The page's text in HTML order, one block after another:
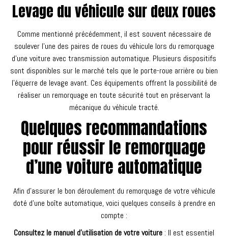
Levage du véhicule sur deux roues
Comme mentionné précédemment, il est souvent nécessaire de
soulever l’une des paires de roues du véhicule lors du remorquage
d’une voiture avec transmission automatique. Plusieurs dispositifs
sont disponibles sur le marché tels que le porte-roue arrière ou bien
l’équerre de levage avant. Ces équipements offrent la possibilité de
réaliser un remorquage en toute sécurité tout en préservant la
mécanique du véhicule tracté.
Quelques recommandations
pour réussir le remorquage
d’une voiture automatique
Afin d’assurer le bon déroulement du remorquage de votre véhicule
doté d’une boîte automatique, voici quelques conseils à prendre en
compte :
Consultez le manuel d’utilisation de votre voiture : Il est essentiel